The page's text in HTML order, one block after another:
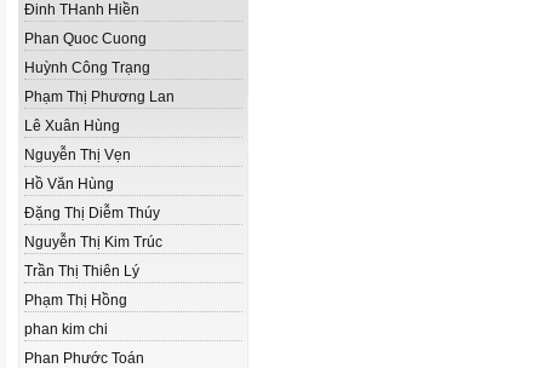
Đinh THanh Hiền
Phan Quoc Cuong
Huỳnh Công Trạng
Phạm Thị Phương Lan
Lê Xuân Hùng
Nguyễn Thị Vẹn
Hồ Văn Hùng
Đặng Thị Diễm Thúy
Nguyễn Thị Kim Trúc
Trần Thị Thiên Lý
Phạm Thị Hồng
phan kim chi
Phan Phước Toán